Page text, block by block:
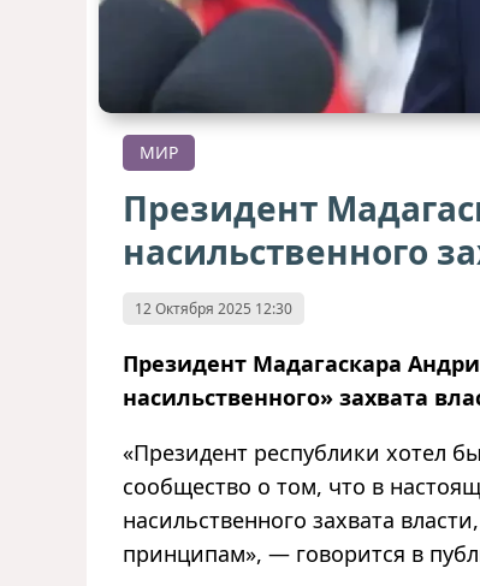
МИР
Президент
насильственного
12 Октября 2025 12:30
Президент Мадагаскара
насильственного» захвата
«Президент республики хотел
сообщество о том, что в
насильственного захвата
принципам», — говорится в